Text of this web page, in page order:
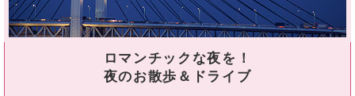
ロマンチックな夜を！
夜のお散歩＆ドライブ